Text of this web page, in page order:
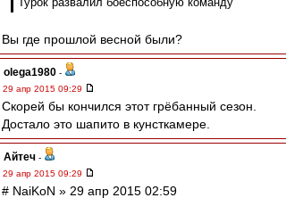
Вы где прошлой весной были?
olega1980 -
29 апр 2015 09:29
Скорей бы кончился этот грёбанный сезон.
Достало это шапито в кунсткамере.
Айтеч -
29 апр 2015 09:29
# NaiKoN » 29 апр 2015 02:59